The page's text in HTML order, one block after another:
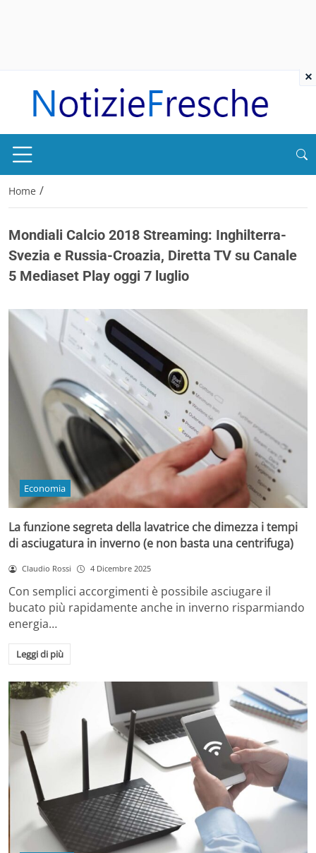
Home /
Mondiali Calcio 2018 Streaming: Inghilterra-
Svezia e Russia-Croazia, Diretta TV su Canale
5 Mediaset Play oggi 7 luglio
Economia
La funzione segreta della lavatrice che dimezza i tempi
di asciugatura in inverno (e non basta una centrifuga)
Claudio Rossi 4 Dicembre 2025
Con semplici accorgimenti è possibile asciugare il
bucato più rapidamente anche in inverno risparmiando
energia…
Leggi di più
×